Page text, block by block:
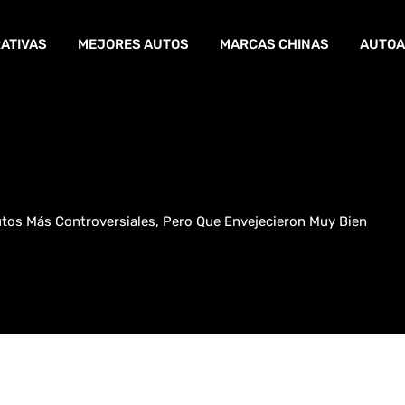
MEJORES AUTOS MARCAS CHINAS
Más Controversiales, Pero Que Envejecieron Muy Bien